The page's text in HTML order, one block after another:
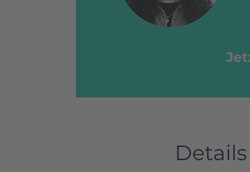
Details